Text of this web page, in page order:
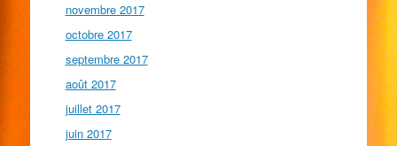
novembre 2017
octobre 2017
septembre 2017
août 2017
juillet 2017
juin 2017